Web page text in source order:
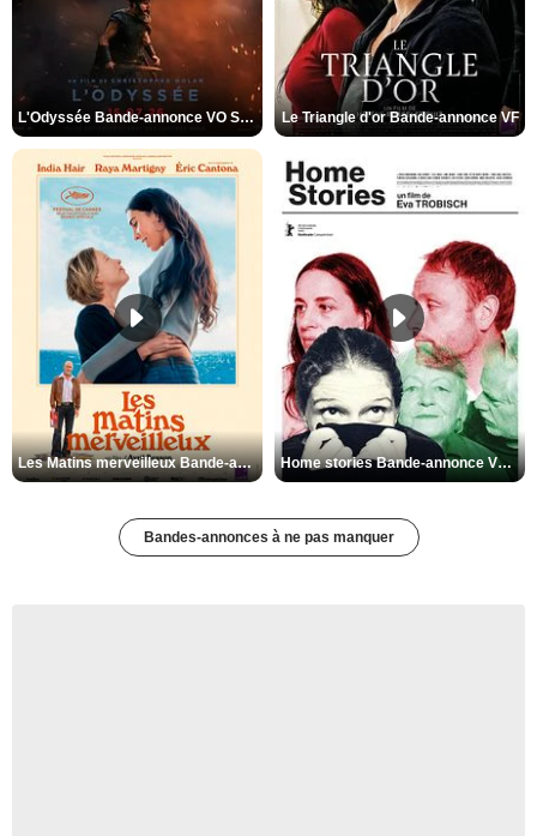
L'Odyssée Bande-annonce VO STFR Le Triangle d'or Bande-annonce VF
Les Matins merveilleux Bande-annonce VF Home stories Bande-annonce VO STFR
Bandes-annonces à ne pas manquer